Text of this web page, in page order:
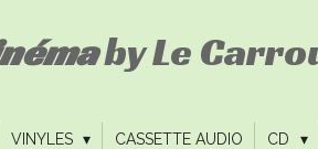
by Le
VINYLES CASSETTE AUDIO CD